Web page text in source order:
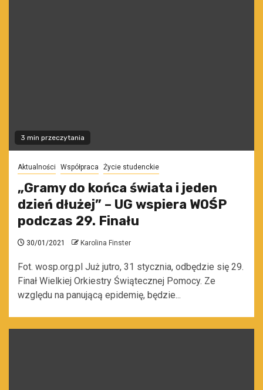
3 min przeczytania
Aktualności Współpraca Życie studenckie
„Gramy do końca świata i jeden
dzień dłużej” – UG wspiera WOŚP
podczas 29. Finału
30/01/2021 Karolina Finster
Fot. wosp.org.pl Już jutro, 31 stycznia, odbędzie się 29.
Finał Wielkiej Orkiestry Świątecznej Pomocy. Ze
względu na panującą epidemię, będzie...